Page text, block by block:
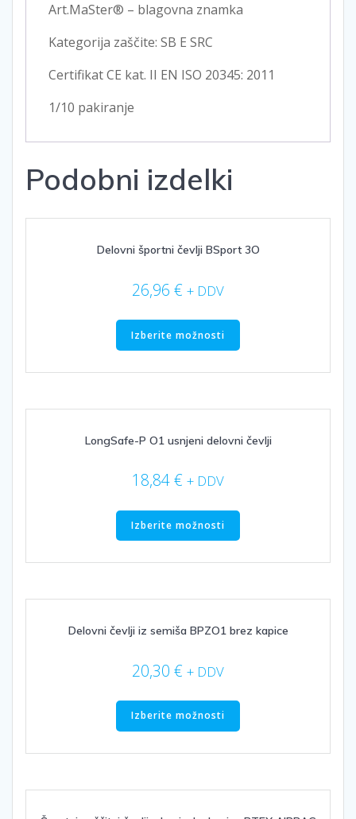
Art.MaSter® – blagovna znamka
Kategorija zaščite: SB E SRC
Certifikat CE kat. II EN ISO 20345: 2011
1/10 pakiranje
Podobni izdelki
Delovni športni čevlji BSport 3O
26,96 € + DDV
Izberite možnosti
Ta
ima
več
Možnosti
izberete
LongSafe-P O1 usnjeni delovni čevlji
18,84€ + DDV
Izberite možnosti
Ta
ima
več
Možnosti
izberete
Delovni čevlji iz semiša BPZO1 brez kapice
20,30 € + DDV
Izberite možnosti
Ta
ima
več
Možnosti